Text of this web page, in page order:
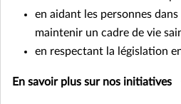
en aidant les personnes
maintenir un cadre de vie
en respectant la législation
En savoir plus sur nos initiatives